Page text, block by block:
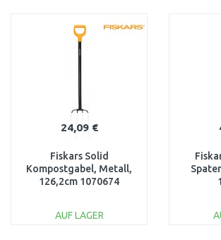
Vergleichen
24,09 €
Fiskars Solid
Kompostgabel, Metall,
126,2cm 1070674
AUF LAGER